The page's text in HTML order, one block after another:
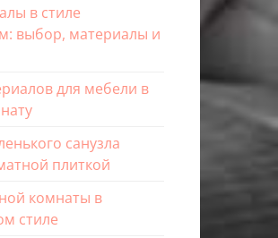
в стиле
выбор, материалы и
для мебели в
санузла
плиткой
комнаты в
стиле